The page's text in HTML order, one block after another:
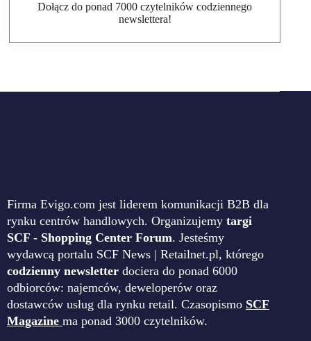
Dołącz do ponad 7000 czytelników codziennego
newslettera!
Firma Evigo.com jest liderem komunikacji B2B dla
rynku centrów handlowych. Organizujemy targi
SCF - Shopping Center Forum. Jesteśmy
wydawcą portalu SCF News | Retailnet.pl, którego
codzienny newsletter dociera do ponad 6000
odbiorców: najemców, deweloperów oraz
dostawców usług dla rynku retail. Czasopismo SCF
Magazine ma ponad 3000 czytelników.